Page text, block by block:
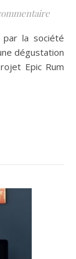
dégustation
Epic Rum